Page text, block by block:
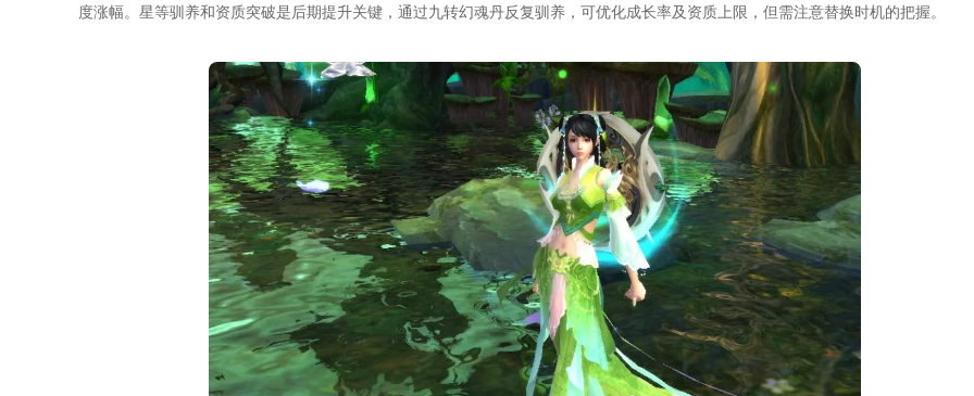
度涨幅。星等驯养和资质突破是后期提升关键，通过九转幻魂丹反复驯养，可优化成长率及资质上限，但需注意替换时机的把握。